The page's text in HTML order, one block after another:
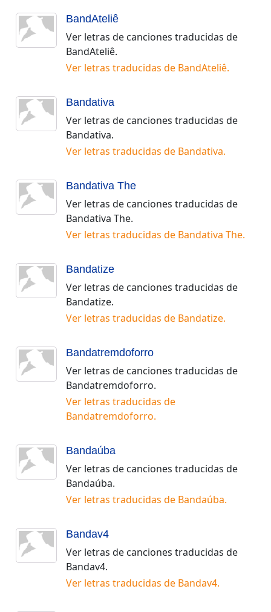
BandAteliê
Ver letras de canciones traducidas de
BandAteliê.
Ver letras traducidas de BandAteliê.
Bandativa
Ver letras de canciones traducidas de
Bandativa.
Ver letras traducidas de Bandativa.
Bandativa The
Ver letras de canciones traducidas de
Bandativa The.
Ver letras traducidas de Bandativa The.
Bandatize
Ver letras de canciones traducidas de
Bandatize.
Ver letras traducidas de Bandatize.
Bandatremdoforro
Ver letras de canciones traducidas de
Bandatremdoforro.
Ver letras traducidas de
Bandatremdoforro.
Bandaúba
Ver letras de canciones traducidas de
Bandaúba.
Ver letras traducidas de Bandaúba.
Bandav4
Ver letras de canciones traducidas de
Bandav4.
Ver letras traducidas de Bandav4.